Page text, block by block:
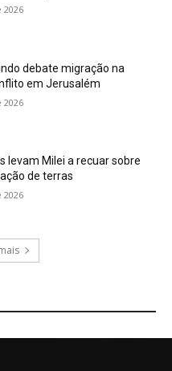
2026
debate migração na
em Jerusalém
2026
levam Milei a recuar sobre
de terras
2026